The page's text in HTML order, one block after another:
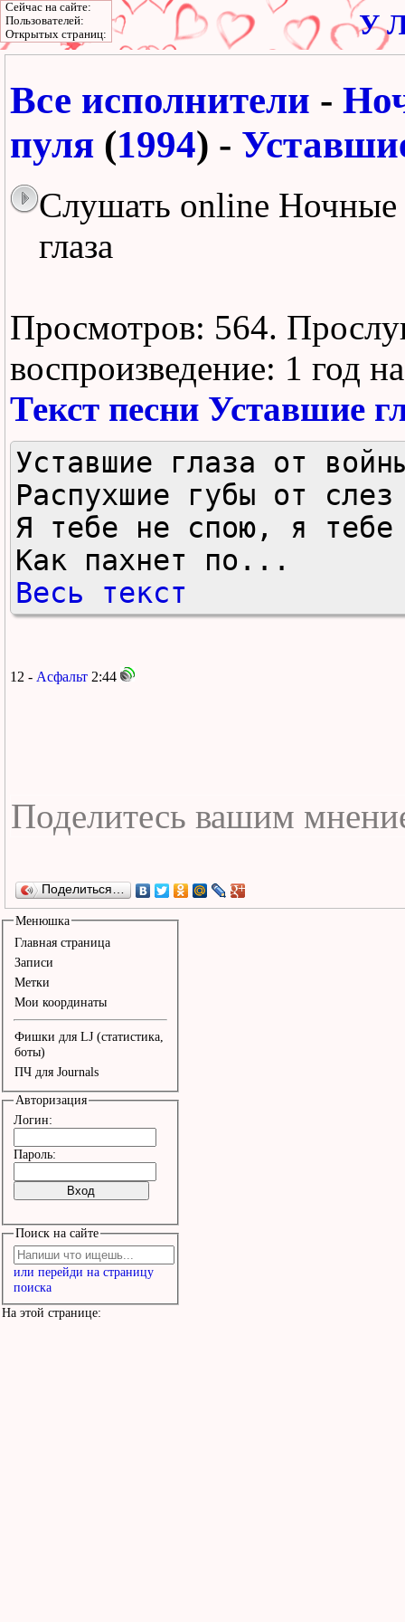
У
Все исполнители -
пуля (1994) -
Слушать online Ночные
глаза
Просмотров: 564.
воспроизведение: 1 год
Текст песни Уставшие
Уставшие глаза от
Распухшие губы от
Я тебе не спою, я тебе
Как пахнет по...
Весь текст
12 - Асфальт 2:44
Поделиться…
Менюшка
Главная страница
Записи
Метки
Мои координаты
Фишки для LJ (статистика,
боты)
ПЧ для Journals
Авторизация
Логин:
Пароль:
Поиск на сайте
или перейди на страницу
поиска
На этой странице:
Сейчас на сайте:
Пользователей:
Открытых страниц: